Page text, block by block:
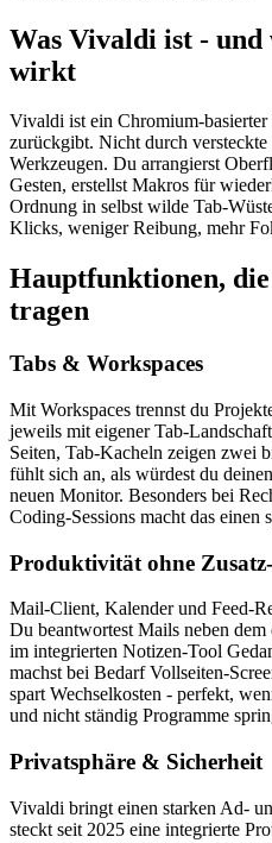
Was Vivaldi ist - und
wirkt
Vivaldi ist ein Chromium-
zurückgibt. Nicht durch versteckte
Werkzeugen. Du arrangierst
Gesten, erstellst Makros für
Ordnung in selbst wilde Tab-
Klicks, weniger Reibung, mehr
Hauptfunktionen,
tragen
Tabs & Workspaces
Mit Workspaces trennst du
jeweils mit eigener Tab-
Seiten, Tab-Kacheln zeigen zwei
fühlt sich an, als würdest du
neuen Monitor. Besonders bei
Coding-Sessions macht das einen
Produktivität ohne
Mail-Client, Kalender und Feed-
Du beantwortest Mails neben
im integrierten Notizen-Tool
machst bei Bedarf Vollseiten-
spart Wechselkosten - perfekt,
und nicht ständig Programme
Privatsphäre & Sicherheit
Vivaldi bringt einen starken Ad-
steckt seit 2025 eine integrierte